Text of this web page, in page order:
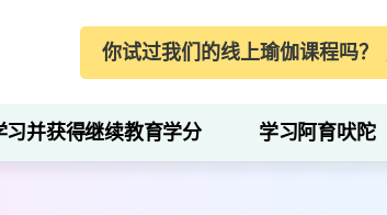
你试过我们的线上瑜伽课程吗？
习并获得继续教育学分 学习阿育吠陀